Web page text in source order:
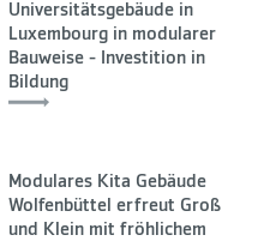
Universitätsgebäude in
Luxembourg in modularer
Bauweise - Investition in
Bildung
Modulares Kita Gebäude
Wolfenbüttel erfreut Groß
und Klein mit fröhlichem